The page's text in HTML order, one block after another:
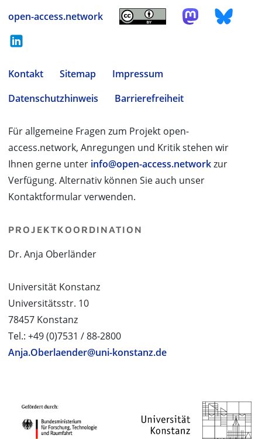
open-access.network
Kontakt Sitemap
Impressum
Datenschutzhinweis
Barrierefreiheit
Für allgemeine Fragen zum Projekt open-
access.network, Anregungen und Kritik stehen wir
Ihnen gerne unter info@open-access.networkzur
Verfügung. Alternativ können Sie auch unser
Kontaktformular verwenden.
PROJEKTKOORDINATION
Dr. Anja Oberländer
Universität Konstanz
Universitätsstr. 10
78457 Konstanz
Tel.: +49 (0)7531 / 88-2800
Anja.Oberlaender@uni-konstanz.de